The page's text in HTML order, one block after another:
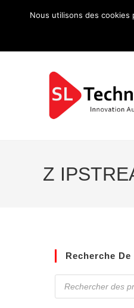
Z
Recherche
Nous utilisons des